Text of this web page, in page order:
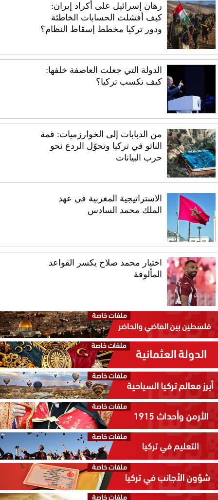
رهان إسرائيل على أكراد إيران:
كيف أفشلت الحسابات الخاطئة
ودور تركيا مخطط إسقاط النظام؟
الدولة التي جعلت العاصفة خلفها:
كيف تكسب تركيا؟
من الدبابات إلى الخوارزميات: قمة
الناتو في تركيا وتحوّل الردع نحو
حرب البيانات
الاستراتيجية المغربية في عهد
الملك محمد السادس
اختيار محمد صلاح يكسر القواعد
المألوفة